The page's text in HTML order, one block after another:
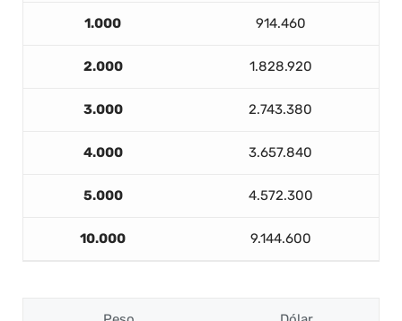
1.000 914.460
2.000 1.828.920
3.000 2.743.380
4.000 3.657.840
5.000 4.572.300
10.000 9.144.600